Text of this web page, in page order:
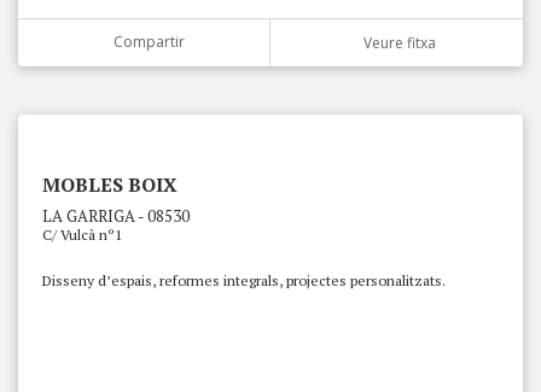
Compartir Veure fitxa
MOBLES BOIX
LA GARRIGA - 08530
C/ Vulcà nº1
Disseny d’espais, reformes integrals, projectes personalitzats.